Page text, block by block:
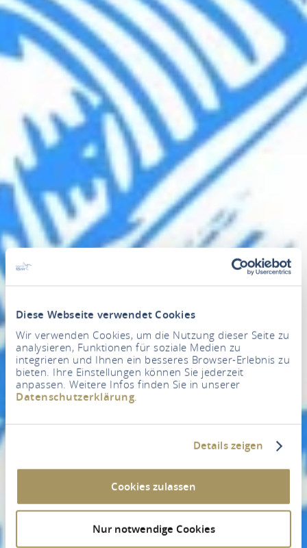
Diese Webseite verwendet Cookies
Wir verwenden Cookies, um die Nutzung dieser Seite zu
analysieren, Funktionen für soziale Medien zu
integrieren und Ihnen ein besseres Browser-Erlebnis zu
bieten. Ihre Einstellungen können Sie jederzeit
anpassen. Weitere Infos finden Sie in unserer
Datenschutzerklärung.
Details zeigen
Cookies zulassen
Nur notwendige Cookies